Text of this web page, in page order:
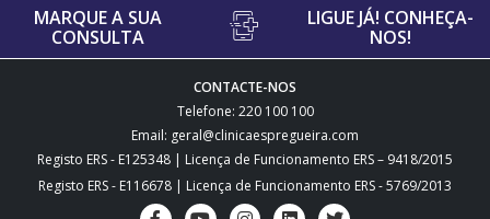
MARQUE A SUA
CONSULTA
LIGUE JÁ! CONHEÇA-
NOS!
CONTACTE-NOS
Telefone: 220 100 100
Email: geral@clinicaespregueira.com
Registo ERS - E125348 | Licença de Funcionamento ERS – 9418/2015
Registo ERS - E116678 | Licença de Funcionamento ERS - 5769/2013